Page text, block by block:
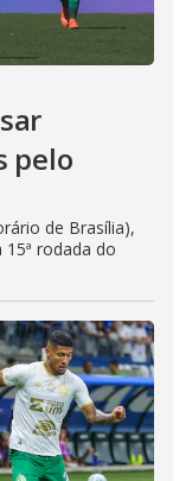
pelo
de Brasília),
rodada do